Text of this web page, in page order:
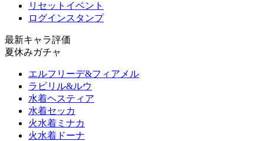
リセットイベント
ログインスタンプ
最新キャラ評価
夏休みガチャ
エルフリーデ&フィアメル
ラビリル&ルウ
水着ヘスティア
水着セッカ
火水着ミナカ
火水着ドーナ